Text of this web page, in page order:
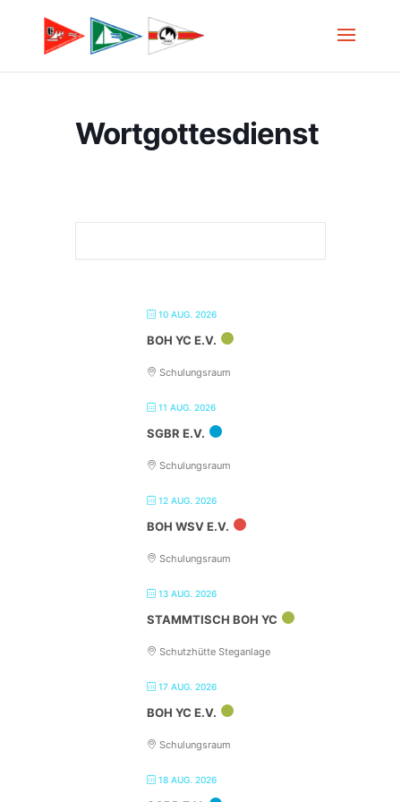
Wortgottesdienst
10 AUG. 2026
BOH YC E.V.
Schulungsraum
11 AUG. 2026
SGBR E.V.
Schulungsraum
12 AUG. 2026
BOH WSV E.V.
Schulungsraum
13 AUG. 2026
STAMMTISCH BOH YC
Schutzhütte Steganlage
17 AUG. 2026
BOH YC E.V.
Schulungsraum
18 AUG. 2026